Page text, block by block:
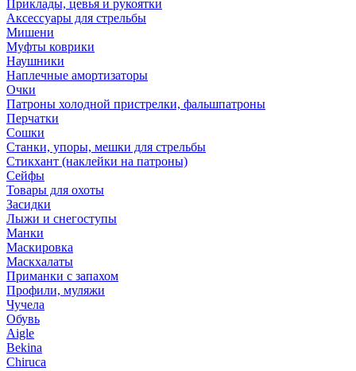
Приклады, цевья и рукоятки
Аксессуары для стрельбы
Мишени
Муфты коврики
Наушники
Наплечные амортизаторы
Очки
Патроны холодной пристрелки, фальшпатроны
Перчатки
Сошки
Станки, упоры, мешки для стрельбы
Стикхант (наклейки на патроны)
Сейфы
Товары для охоты
Засидки
Лыжи и снегоступы
Манки
Маскировка
Маскхалаты
Приманки с запахом
Профили, муляжи
Чучела
Обувь
Aigle
Bekina
Chiruсa